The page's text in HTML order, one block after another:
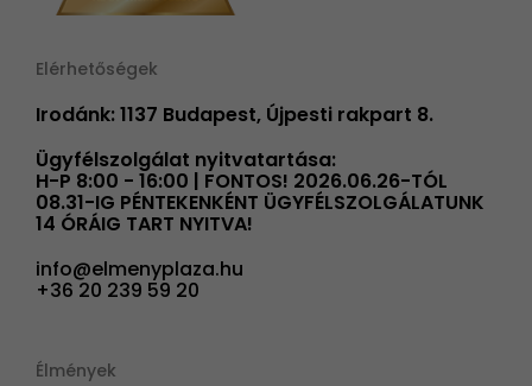
Elérhetőségek
Irodánk: 1137 Budapest, Újpesti rakpart 8.
Ügyfélszolgálat nyitvatartása:
H-P 8:00 - 16:00 | FONTOS! 2026.06.26-TÓL
08.31-IG PÉNTEKENKÉNT ÜGYFÉLSZOLGÁLATUNK
14 ÓRÁIG TART NYITVA!
info@elmenyplaza.hu
+36 20 239 59 20
Élmények